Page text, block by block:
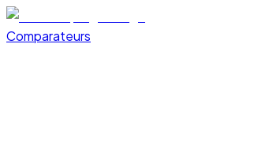
Comparateurs